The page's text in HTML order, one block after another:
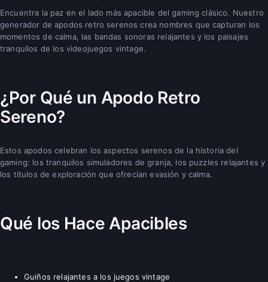
Encuentra la paz en el lado más apacible del gaming clásico. Nuestro
generador de apodos retro serenos crea nombres que capturan los
momentos de calma, las bandas sonoras relajantes y los paisajes
tranquilos de los videojuegos vintage.
¿Por Qué un Apodo Retro
Sereno?
Estos apodos celebran los aspectos serenos de la historia del
gaming: los tranquilos simuladores de granja, los puzzles relajantes y
los títulos de exploración que ofrecían evasión y calma.
Qué los Hace Apacibles
Guiños relajantes a los juegos vintage